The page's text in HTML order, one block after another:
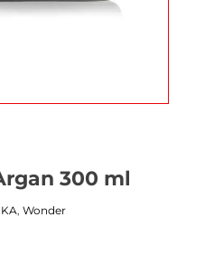
300 ml
Wonder